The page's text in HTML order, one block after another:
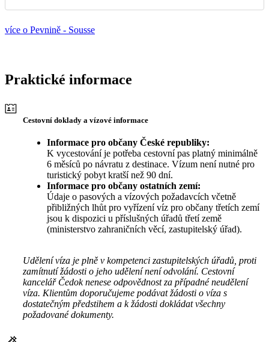
více o Pevnině - Sousse
Praktické informace
Cestovní doklady a vízové informace
Informace pro občany České republiky:
K vycestování je potřeba cestovní pas platný minimálně
6 měsíců po návratu z destinace. Vízum není nutné pro
turistický pobyt kratší než 90 dní.
Informace pro občany ostatních zemí:
Údaje o pasových a vízových požadavcích včetně
přibližných lhůt pro vyřízení víz pro občany třetích zemí
jsou k dispozici u příslušných úřadů třetí země
(ministerstvo zahraničních věcí, zastupitelský úřad).
Udělení víza je plně v kompetenci zastupitelských úřadů, proti
zamítnutí žádosti o jeho udělení není odvolání. Cestovní
kancelář Čedok nenese odpovědnost za případné neudělení
víza. Klientům doporučujeme podávat žádosti o víza s
dostatečným předstihem a k žádosti dokládat všechny
požadované dokumenty.